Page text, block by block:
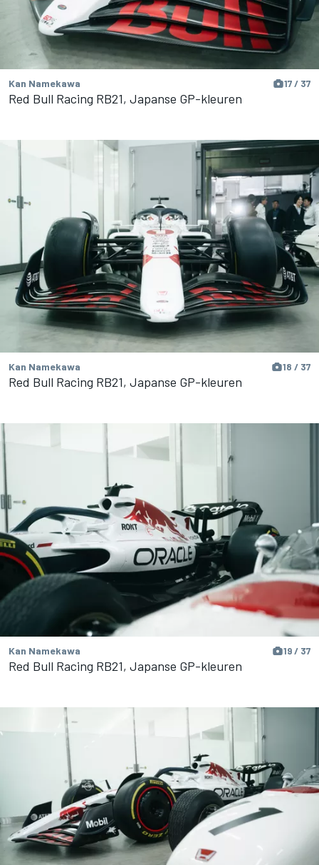
Kan Namekawa 17 / 37
Red Bull Racing RB21, Japanse GP-kleuren
Kan Namekawa 18 / 37
Red Bull Racing RB21, Japanse GP-kleuren
Kan Namekawa 19 / 37
Red Bull Racing RB21, Japanse GP-kleuren